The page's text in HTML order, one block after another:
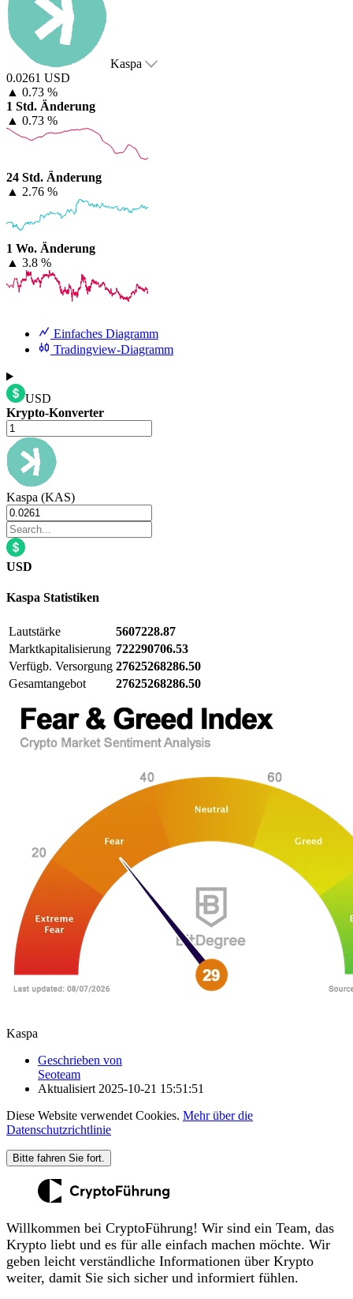
Kaspa
0.0261 USD
▲ 0.73 %
1 Std. Änderung
▲ 0.73 %
24 Std. Änderung
▲ 2.76 %
1 Wo. Änderung
▲ 3.8 %
Einfaches Diagramm
Tradingview-Diagramm
USD
Krypto-Konverter
Kaspa (KAS)
USD
Kaspa Statistiken
Lautstärke
5607228.87
Marktkapitalisierung 722290706.53
Verfügb. Versorgung 27625268286.50
Gesamtangebot
27625268286.50
Kaspa
Geschrieben von
Seoteam
Aktualisiert 2025-10-21 15:51:51
Diese Website verwendet Cookies. Mehr über die
Datenschutzrichtlinie
Bitte fahren Sie fort.
Willkommen bei CryptoFührung! Wir sind ein Team, das
Krypto liebt und es für alle einfach machen möchte. Wir
geben leicht verständliche Informationen über Krypto
weiter, damit Sie sich sicher und informiert fühlen.